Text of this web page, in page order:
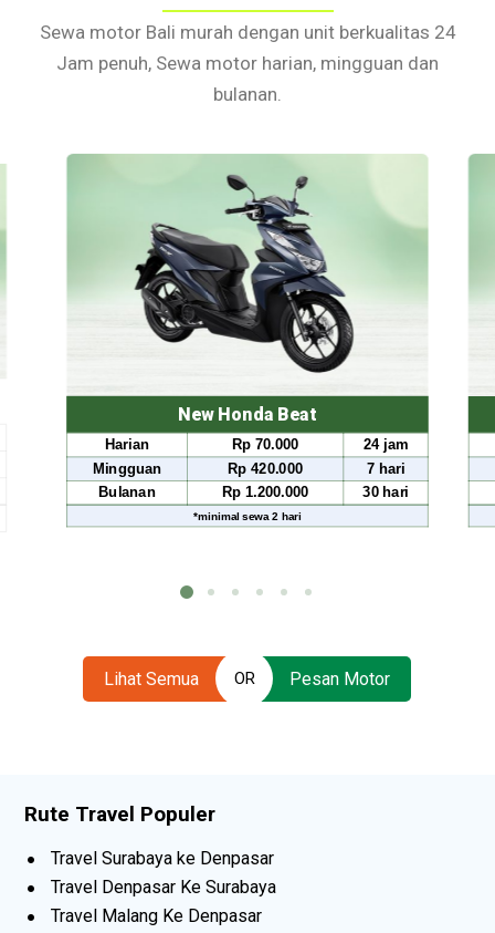
Sewa motor Bali murah dengan unit berkualitas 24
Jam penuh, Sewa motor harian, mingguan dan
bulanan.
24 jam
7 hari
30 hari
Harian
Mingguan
Bulanan Rp 1.500.000
Lihat Semua OR Pesan Motor
Rute Travel Populer
Travel Surabaya ke Denpasar
Travel Denpasar Ke Surabaya
Travel Malang Ke Denpasar